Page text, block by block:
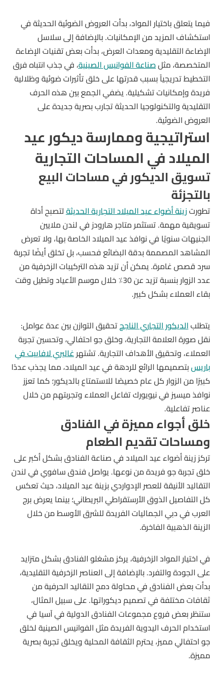
فيما يتعلق باختيار المواد، بدأت العروض الضوئية الحديثة في
استكشاف المزيد من الإمكانيات. بالإضافة إلى سلاسل
الإضاءة التقليدية ومعدات العرض، بدأت بعض تقنيات الإضاءة
المتخصصة، مثلصناعة الفوانيس الصينية، في جذب انتباه فرق
التخطيط تدريجياً بسبب قدرتها على خلق تأثيرات ضوئية وظلالية
فريدة وإمكانيات تشكيلية. يضفي الجمع بين هذه الحرف
التقليدية والتكنولوجيا الحديثة تجارب بصرية جديدة على
العروض الضوئية.
استراتيجية وممارسة ديكور عيد
الميلاد في المساحات التجارية
تسويق الديكور في مساحات البيع
بالتجزئة
تطورتزينة أضواء عيد الميلاد التجارية الحديثةلتصبح أداة
تسويقية مهمة. تستثمر متاجر هارودز في لندن ملايين
الجنيهات سنويًا في نوافذ عيد الميلاد الخاصة بها، ولا تعرض
المشاهد المصممة بدقة البضائع فحسب، بل تخلق أيضًا تجربة
سرد قصص غامرة. يمكن أن تزيد هذه التركيبات الزخرفية من
عدد الزوار بنسبة تزيد عن 30٪ خلال موسم الأعياد وتطيل وقت
بقاء العملاء بشكل كبير.
يتطلبالديكور التجاري الناجحتحقيق التوازن بين عدة عوامل:
نقل صورة العلامة التجارية، وخلق جو احتفالي، وتحسين تجربة
العملاء، وتحقيق الأهداف التجارية. تشتهرغاليري لافاييت في
باريسبتصميمها الرائع للردهة في عيد الميلاد، مما يجذب عددًا
كبيرًا من الزوار كل عام خصيصًا للاستمتاع بالديكور؛ كما تعزز
نوافذ ميسيز في نيويورك تفاعل العملاء وتجربتهم من خلال
عناصر تفاعلية.
خلق أجواء مميزة في الفنادق
ومساحات تقديم الطعام
تركز زينة أضواء عيد الميلاد في صناعة الفنادق بشكل أكبر على
خلق تجربة جو فريدة من نوعها. يواصل فندق سافوي في لندن
التقاليد الأنيقة للعصر الإدواردي بزينة عيد الميلاد، حيث تعكس
كل التفاصيل الذوق الأرستقراطي البريطاني؛ بينما يعرض برج
العرب في دبي الجماليات الفريدة للشرق الأوسط من خلال
الزينة الذهبية الفاخرة.
في اختيار المواد الزخرفية، يركز مشغلو الفنادق بشكل متزايد
على الجودة والتفرد. بالإضافة إلى العناصر الزخرفية التقليدية،
بدأت بعض الفنادق في محاولة دمج التقاليد الحرفية من
ثقافات مختلفة في تصميم ديكوراتها. على سبيل المثال،
ستنظر بعض فروع مجموعات الفنادق الدولية في آسيا في
استخدام الحرف اليدوية الفريدة مثل الفوانيس الصينية لخلق
جو احتفالي مميز، يحترم الثقافة المحلية ويخلق تجربة بصرية
مميزة.